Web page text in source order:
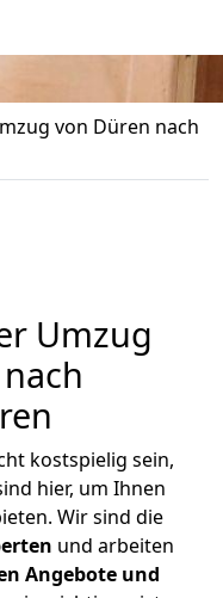
von Düren nach
Umzug
kostspielig sein,
hier, um Ihnen
Wir sind die
und arbeiten
Angebote und